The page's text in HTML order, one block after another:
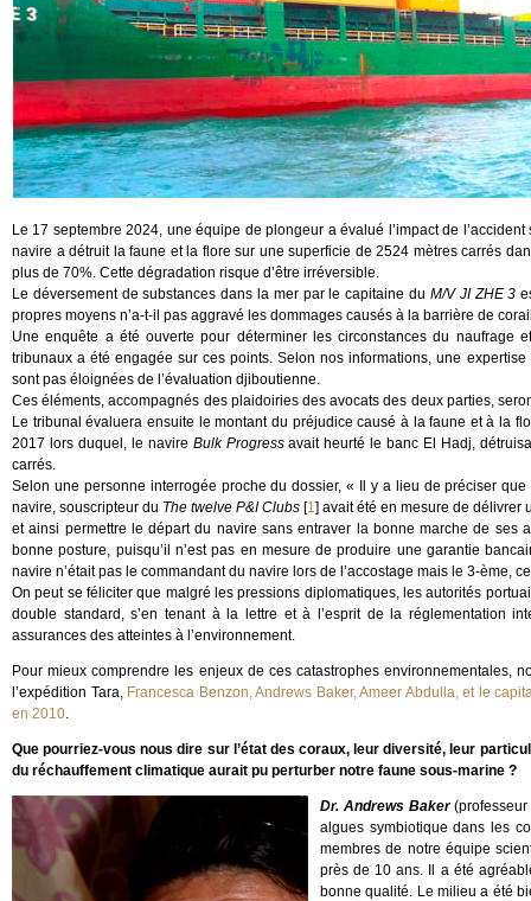
Le 17 septembre 2024, une équipe de plongeur a évalué l’impact de
navire a détruit la faune et la flore sur une superficie de 2524 mètres carrés
plus de 70%. Cette dégradation risque d’être irréversible.
Le déversement de substances dans la mer par le capitaine du M/V JI ZHE 3
propres moyens n’a-t-il pas aggravé les dommages causés à la barrière de
Une enquête a été ouverte pour déterminer les circonstances du naufrage
tribunaux a été engagée sur ces points. Selon nos informations, une
sont pas éloignées de l’évaluation djiboutienne.
Ces éléments, accompagnés des plaidoiries des avocats des deux parties,
Le tribunal évaluera ensuite le montant du préjudice causé à la faune et à la
2017 lors duquel, le navire Bulk Progressavait heurté le banc El Hadj,
carrés.
Selon une personne interrogée proche du dossier, « Il y a lieu de préciser
navire, souscripteur du The twelve P&I Clubs [1] avait été en mesure de délivrer
et ainsi permettre le départ du navire sans entraver la bonne marche de ses
bonne posture, puisqu’il n’est pas en mesure de produire une garantie
navire n’était pas le commandant du navire lors de l’accostage mais le 3-ème,
On peut se féliciter que malgré les pressions diplomatiques, les autorités
double standard, s’en tenant à la lettre et à l’esprit de la réglementation
assurances des atteintes à l’environnement.
Pour mieux comprendre les enjeux de ces catastrophes environnementales,
l’expédition Tara, Francesca Benzon, Andrews Baker, Ameer Abdulla, et le
en 2010.
Que pourriez-vous nous dire sur l’état des coraux, leur diversité, leur
du réchauffement climatique aurait pu perturber notre faune sous-marine ?
Dr. Andrews Baker
algues symbiotique dans les
membres de notre équipe
près de 10 ans. Il a été
bonne qualité. Le milieu a été